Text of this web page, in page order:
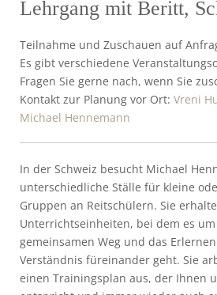
Lehrgang mit Beritt,
Teilnahme und Zuschauen auf
Es gibt verschiedene
Fragen Sie gerne nach, wenn Sie
Kontakt zur Planung vor Ort: Vreni
Michael Hennemann
In der Schweiz besucht Michael
unterschiedliche Ställe für kleine
Gruppen an Reitschülern. Sie
Unterrichtseinheiten, bei dem es
gemeinsamen Weg und das
Verständnis füreinander geht. Sie
einen Trainingsplan aus, der Ihnen